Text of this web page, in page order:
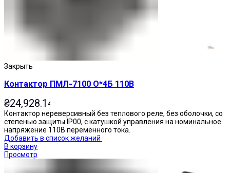
Закрыть
Контактор ПМЛ-7100 О*4Б 110В
₴24,928.14
Контактор нереверсивный без теплового реле, без оболочки, со
степенью защиты IP00, с катушкой управления на номинальное
напряжение 110В переменного тока.
Добавить в список желаний
В корзину
Просмотр